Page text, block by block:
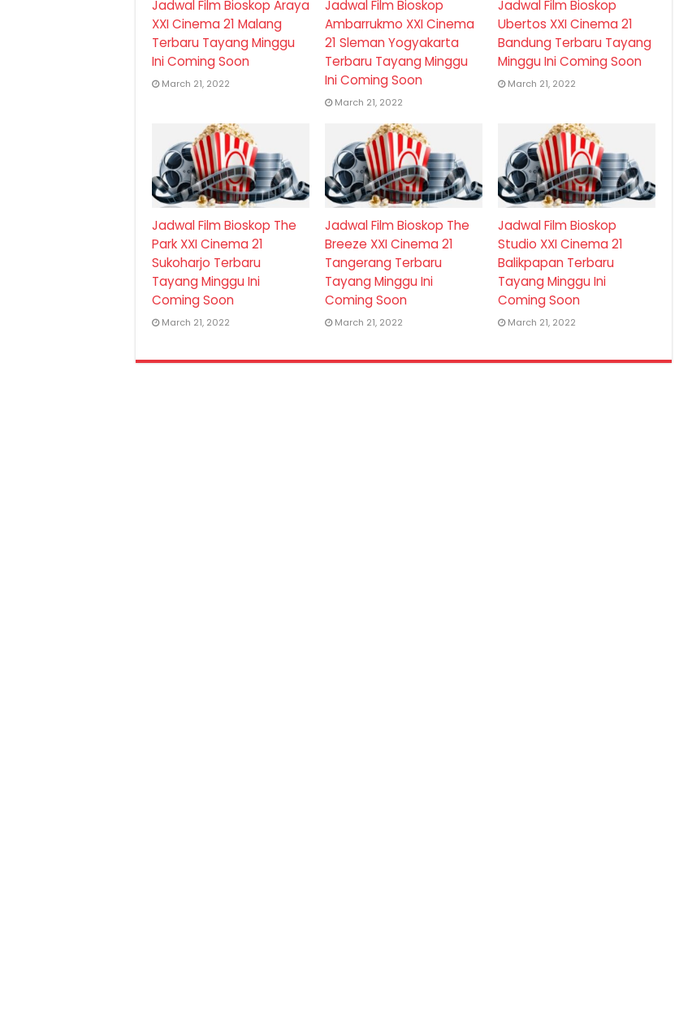
Jadwal Film Bioskop Araya
XXI Cinema 21 Malang
Terbaru Tayang Minggu
Ini Coming Soon
March 21, 2022
Jadwal Film Bioskop
Ambarrukmo XXI Cinema
21 Sleman Yogyakarta
Terbaru Tayang Minggu
Ini Coming Soon
March 21, 2022
Jadwal Film Bioskop
Ubertos XXI Cinema 21
Bandung Terbaru Tayang
Minggu Ini Coming Soon
March 21, 2022
Jadwal Film Bioskop The
Park XXI Cinema 21
Sukoharjo Terbaru
Tayang Minggu Ini
Coming Soon
March 21, 2022
Jadwal Film Bioskop The
Breeze XXI Cinema 21
Tangerang Terbaru
Tayang Minggu Ini
Coming Soon
March 21, 2022
Jadwal Film Bioskop
Studio XXI Cinema 21
Balikpapan Terbaru
Tayang Minggu Ini
Coming Soon
March 21, 2022